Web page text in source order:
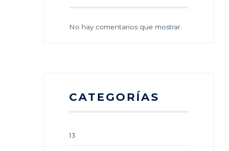
No hay comentarios que mostrar.
CATEGORÍAS
13